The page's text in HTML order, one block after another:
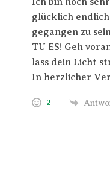
glücklich
gegangen zu
TU ES! Geh
lass dein Licht
In herzlicher
2